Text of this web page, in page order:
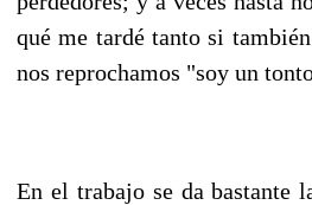
qué me tardé tanto si
nos reprochamos "soy un
En el trabajo se da bastante